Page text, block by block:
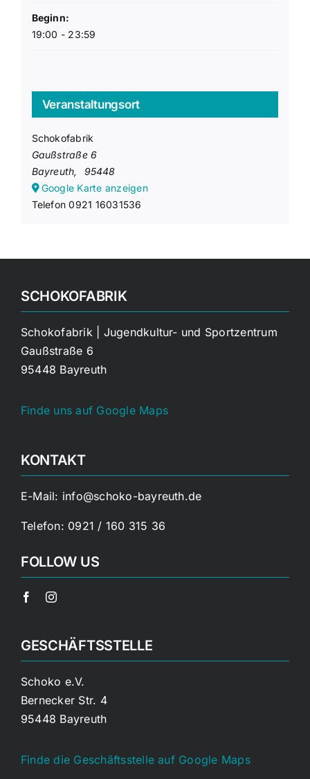
Beginn:
19:00 - 23:59
Veranstaltungsort
Schokofabrik
Gaußstraße 6
Bayreuth,
95448
Google Karte anzeigen
Telefon 0921 16031536
SCHOKOFABRIK
Schokofabrik | Jugendkultur- und Sportzentrum
Gaußstraße 6
95448 Bayreuth
Finde uns auf Google Maps
KONTAKT
E-Mail: info@schoko-bayreuth.de
Telefon: 0921 / 160 315 36
FOLLOW US
GESCHÄFTSSTELLE
Schoko e.V.
Bernecker Str. 4
95448 Bayreuth
Finde die Geschäftsstelle auf Google Maps